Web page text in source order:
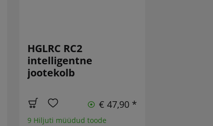
HGLRC RC2
intelligentne
jootekolb
€ 47,90 *
9 Hiljuti müüdud toode